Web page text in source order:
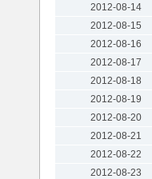
2012-08-14
2012-08-15
2012-08-16
2012-08-17
2012-08-18
2012-08-19
2012-08-20
2012-08-21
2012-08-22
2012-08-23